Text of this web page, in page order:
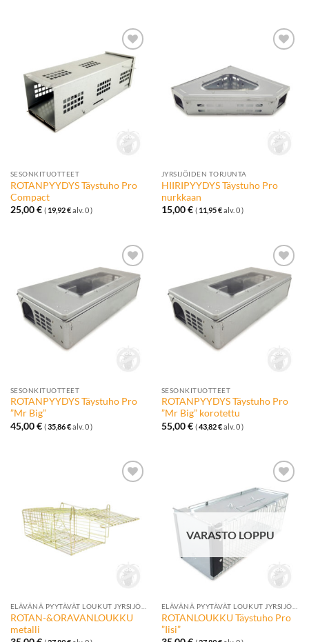
Lisää
toivelistalle
SESONKITUOTTEET
ROTANPYYDYS Täystuho Pro
Compact
25,00€ ( 19,92€alv. 0 )
JYRSIJÖIDEN TORJUNTA
HIIRIPYYDYS Täystuho Pro
nurkkaan
15,00€ ( 11,95€alv. 0 )
Lisää
toivelistalle
SESONKITUOTTEET
ROTANPYYDYS Täystuho Pro
”Mr Big”
45,00€ (35,86€alv. 0 )
Lisää
toivelistalle
SESONKITUOTTEET
ROTANPYYDYS Täystuho Pro
”Mr Big” korotettu
55,00€ (43,82€alv. 0 )
ROTAN-&ORAVANLOUKKU
metalli
Lisää
toivelistalle
VARASTO LOPPU
ROTANLOUKKU Täystuho Pro
”Iisi”